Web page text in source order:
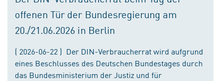
offenen Tür der Bundesregierung am
20./21.06.2026 in Berlin
( 2026-06-22 ) Der DIN-Verbraucherrat wird aufgrund
eines Beschlusses des Deutschen Bundestages durch
das Bundesministerium der Justiz und für